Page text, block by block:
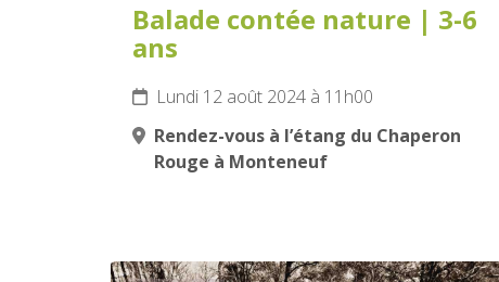
Balade contée nature | 3-6
ans
Lundi 12 août 2024 à 11h00
Rendez-vous à l’étang du Chaperon
Rouge à Monteneuf